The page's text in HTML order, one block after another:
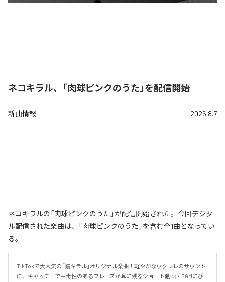
ネコキラル、「肉球ピンクのうた」を配信開始
新曲情報 2026.8.7
ネコキラルの「肉球ピンクのうた」が配信開始された。今回デジタ
ル配信された楽曲は、「肉球ピンクのうた」を含む全1曲となってい
る。
TikTokで大人気の「猫キラル」オリジナル楽曲！軽やかなウクレレのサウンド
に、キャッチーで中毒性のあるフレーズが耳に残るショート動画・BGMにぴ